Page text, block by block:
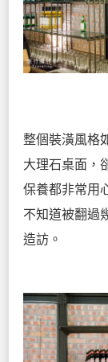
整個裝潢風格
大理石桌面，
保養都非常用
不知道被翻過
造訪。